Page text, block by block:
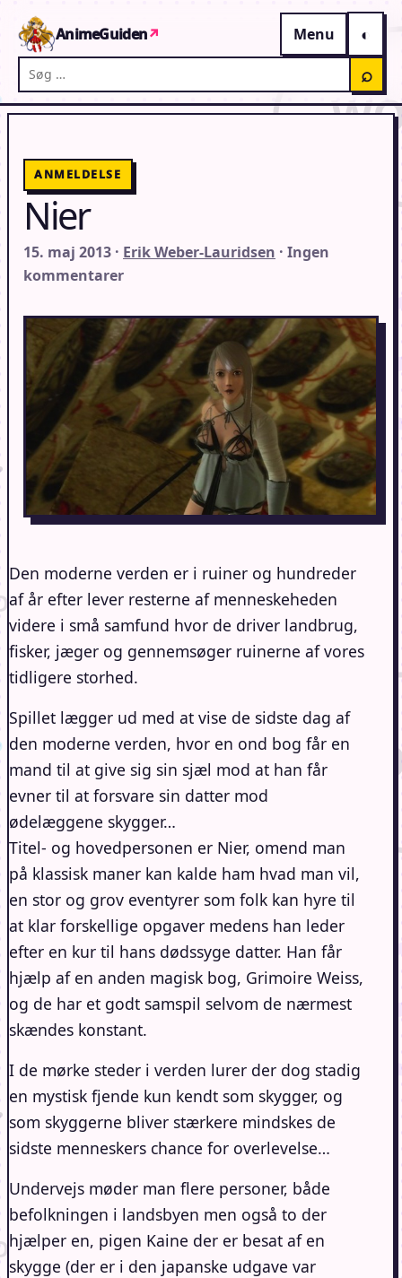
AnimeGuiden↗
Menu
Søg på AnimeGuiden
⌕
ANMELDELSE
Nier
15. maj 2013 · Erik Weber-Lauridsen · Ingen
kommentarer
Den moderne verden er i ruiner og hundreder
af år efter lever resterne af menneskeheden
videre i små samfund hvor de driver landbrug,
fisker, jæger og gennemsøger ruinerne af vores
tidligere storhed.
Spillet lægger ud med at vise de sidste dag af
den moderne verden, hvor en ond bog får en
mand til at give sig sin sjæl mod at han får
evner til at forsvare sin datter mod
ødelæggene skygger…
Titel- og hovedpersonen er Nier, omend man
på klassisk maner kan kalde ham hvad man vil,
en stor og grov eventyrer som folk kan hyre til
at klar forskellige opgaver medens han leder
efter en kur til hans dødssyge datter. Han får
hjælp af en anden magisk bog, Grimoire Weiss,
og de har et godt samspil selvom de nærmest
skændes konstant.
I de mørke steder i verden lurer der dog stadig
en mystisk fjende kun kendt som skygger, og
som skyggerne bliver stærkere mindskes de
sidste menneskers chance for overlevelse…
Undervejs møder man flere personer, både
befolkningen i landsbyen men også to der
hjælper en, pigen Kaine der er besat af en
skygge (der er i den japanske udgave var